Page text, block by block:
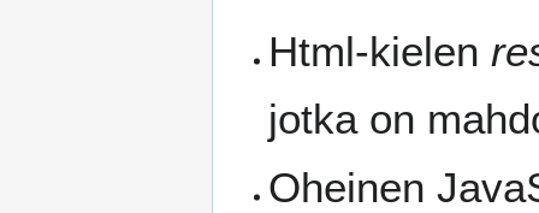
Html-kielen
jotka on
Oheinen